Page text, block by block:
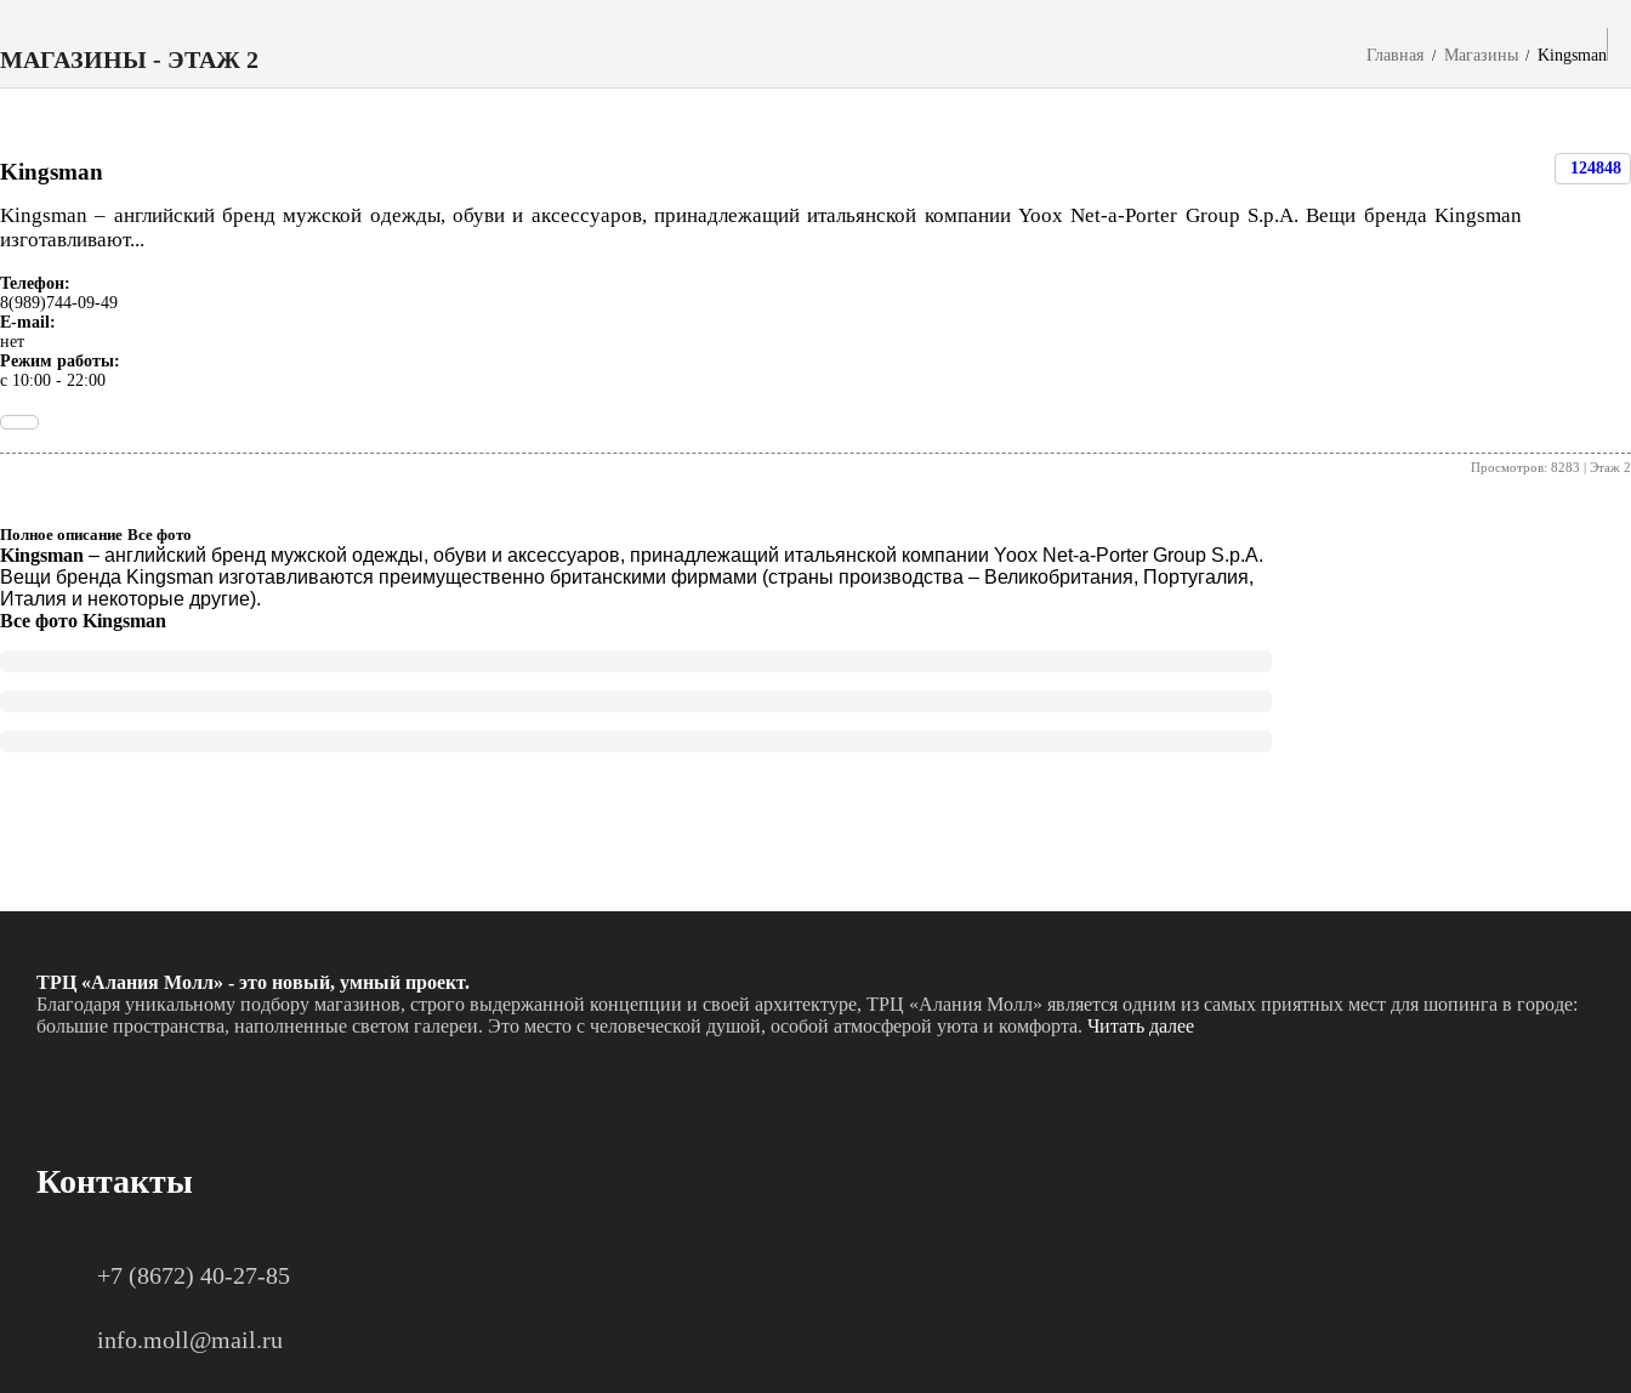
МАГАЗИНЫ - ЭТАЖ 2 Главная / Магазины / Kingsman
Kingsman 124848
Kingsman – английский бренд мужской одежды, обуви и аксессуаров, принадлежащий итальянской компании Yoox Net-a-Porter Group S.p.A. Вещи бренда Kingsman
изготавливают...
Телефон:
8(989)744-09-49
E-mail:
нет
Режим работы:
с 10:00 - 22:00
Просмотров: 8283 | Этаж 2
Полное описание Все фото
Kingsman – английский бренд мужской одежды, обуви и аксессуаров, принадлежащий итальянской компании Yoox Net-a-Porter Group S.p.A.
Вещи бренда Kingsman изготавливаются преимущественно британскими фирмами (страны производства – Великобритания, Португалия,
Италия и некоторые другие).
Все фото Kingsman
ТРЦ «Алания Молл» - это новый, умный проект.
Благодаря уникальному подбору магазинов, строго выдержанной концепции и своей архитектуре, ТРЦ «Алания Молл» является одним из самых приятных мест для шопинга в городе:
большие пространства, наполненные светом галереи. Это место с человеческой душой, особой атмосферой уюта и комфорта. Читать далее
Контакты
+7 (8672) 40-27-85
info.moll@mail.ru